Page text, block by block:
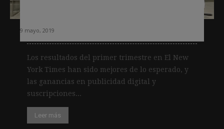
9 mayo, 2019
Los resultados del primer trimestre en El New
York Times han sido mejores de lo esperado, y
las ganancias en publicidad digital y
suscripciones...
Leer más